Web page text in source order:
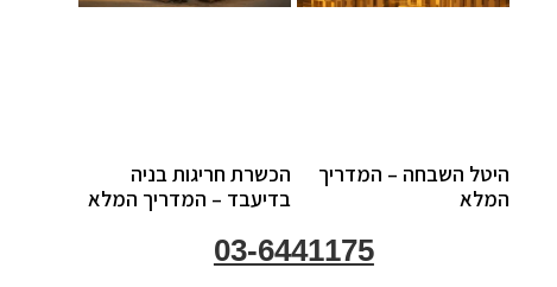
היטל השבחה – המדריך
המלא
הכשרת חריגות בניה
בדיעבד – המדריך המלא
03-6441175